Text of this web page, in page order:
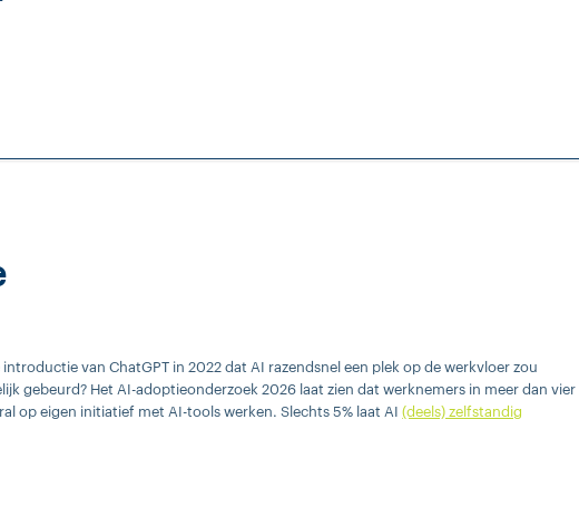
van ChatGPT in 2022 dat AI razendsnel een plek op de werkvloer zou
gebeurd? Het AI-adoptieonderzoek 2026 laat zien dat werknemers in meer dan vier
op eigen initiatief met AI-tools werken. Slechts 5% laat AI(deels) zelfstandig